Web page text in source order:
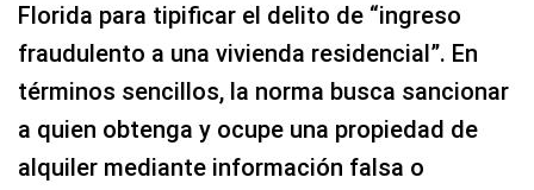
Florida para tipificar el delito de “ingreso
fraudulento a una vivienda residencial”. En
términos sencillos, la norma busca sancionar
a quien obtenga y ocupe una propiedad de
alquiler mediante información falsa o